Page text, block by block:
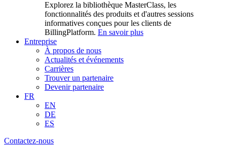
Explorez la bibliothèque MasterClass, les
fonctionnalités des produits et d'autres sessions
informatives conçues pour les clients de
BillingPlatform. En savoir plus
Entreprise
À propos de nous
Actualités et événements
Carrières
Trouver un partenaire
Devenir partenaire
FR
EN
DE
ES
Contactez-nous